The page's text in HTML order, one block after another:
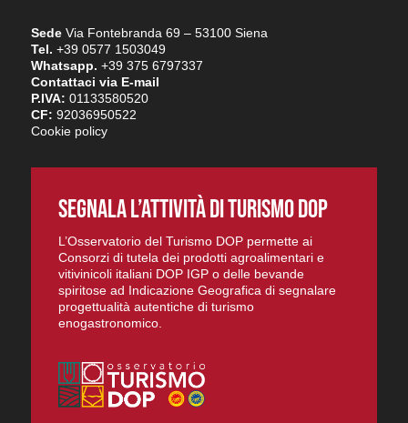
SedeVia Fontebranda 69 – 53100 Siena
Tel. +39 0577 1503049
Whatsapp. +39 375 6797337
Contattaci via E-mail
P.IVA: 01133580520
CF: 92036950522
Cookie policy
SEGNALA L’ATTIVITÀ DI TURISMO DOP
L’Osservatorio del Turismo DOP permette ai
Consorzi di tutela dei prodotti agroalimentari e
vitivinicoli italiani DOP IGP o delle bevande
spiritose ad Indicazione Geografica di segnalare
progettualità autentiche di turismo
enogastronomico.